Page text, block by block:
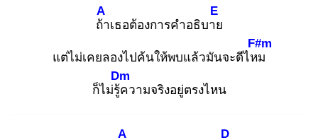
ถ้า
A
เธอต้องการคำอธิบาย
E
แต่ไม่เคยลองไปค้นให้พบแล้วมันจะดีไหม
F#m
ก็ไม่รู้ค
Dm
วามจริงอยู่ตรงไหน
A
D